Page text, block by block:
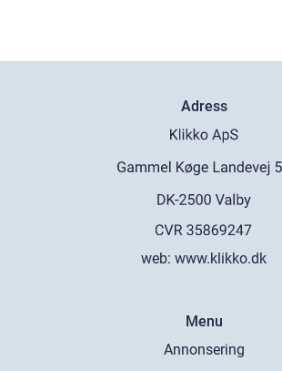
Adress
web: www.klikko.dk
Menu
Annonsering